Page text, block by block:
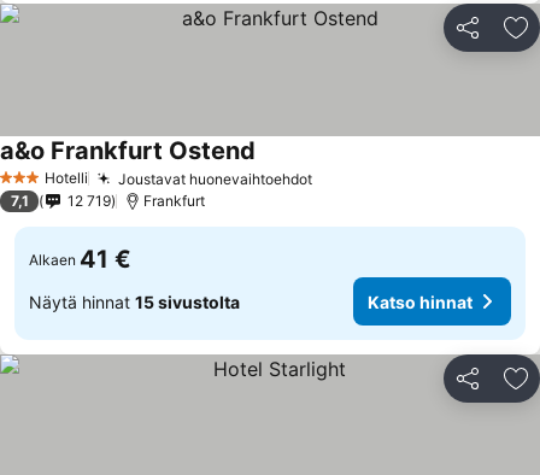
Jaa
3 Tähtiluokitus
Hotelli Joustavat huonevaihtoehdot
a&o Frankfurt Ostend
7,1 12 719 Frankfurt
Alkaen 41 €
Näytä hinnat 15 sivustolta Katso hinnat
Jaa